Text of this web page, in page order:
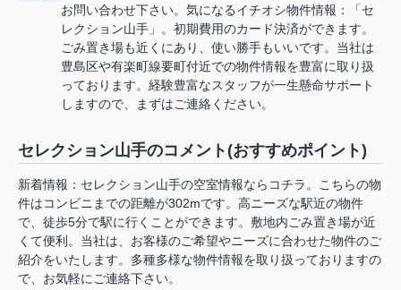
お問い合わせ下さい。気になるイチオシ物件情報：「セ
レクション山手」。初期費用のカード決済ができます。
ごみ置き場も近くにあり、使い勝手もいいです。当社は
豊島区や有楽町線要町付近での物件情報を豊富に取り扱
っております。経験豊富なスタッフが一生懸命サポート
しますので、まずはご連絡ください。
セレクション山手のコメント(おすすめポイント)
新着情報：セレクション山手の空室情報ならコチラ。こちらの物
件はコンビニまでの距離が302mです。高ニーズな駅近の物件
で、徒歩5分で駅に行くことができます。敷地内ごみ置き場が近
くて便利。当社は、お客様のご希望やニーズに合わせた物件のご
紹介をいたします。多種多様な物件情報を取り扱っておりますの
で、お気軽にご連絡下さい。